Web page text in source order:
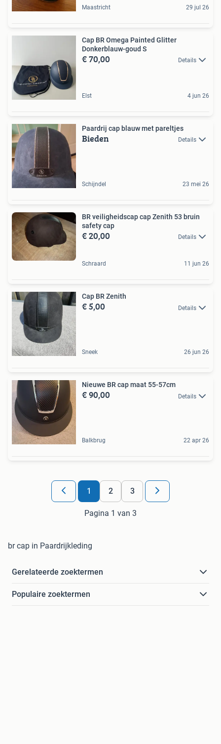
Maastricht 29 jul 26
Cap BR Omega Painted Glitter
Donkerblauw-goud S
€ 70,00 Details
Elst 4 jun 26
Paardrij cap blauw met pareltjes
Bieden Details
Schijndel 23 mei 26
BR veiligheidscap cap Zenith 53 bruin
safety cap
€ 20,00 Details
Schraard 11 jun 26
Cap BR Zenith
€ 5,00 Details
Sneek 26 jun 26
Nieuwe BR cap maat 55-57cm
€ 90,00 Details
Balkbrug 22 apr 26
1 2 3
Pagina 1 van 3
br cap in Paardrijkleding
Gerelateerde zoektermen
Populaire zoektermen